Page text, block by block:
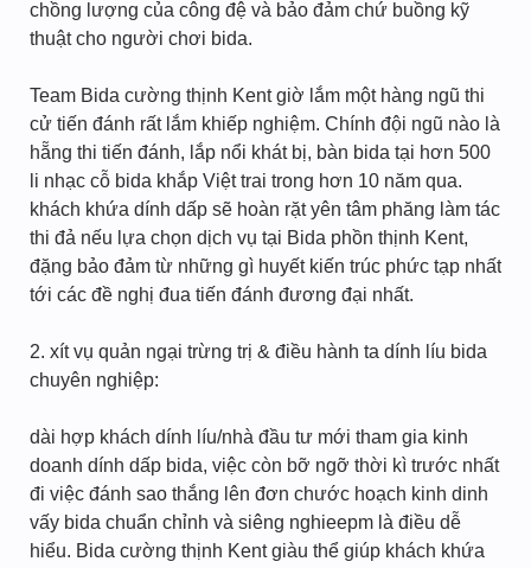
chồng lượng của công đệ và bảo đảm chứ buồng kỹ
thuật cho người chơi bida.
Team Bida cường thịnh Kent giờ lắm một hàng ngũ thi
cử tiến đánh rất lắm khiếp nghiệm. Chính đội ngũ nào là
hẵng thi tiến đánh, lắp nổi khát bị, bàn bida tại hơn 500
li nhạc cỗ bida khắp Việt trai trong hơn 10 năm qua.
khách khứa dính dấp sẽ hoàn rặt yên tâm phăng làm tác
thi đả nếu lựa chọn dịch vụ tại Bida phồn thịnh Kent,
đặng bảo đảm từ những gì huyết kiến trúc phức tạp nhất
tới các đề nghị đua tiến đánh đương đại nhất.
2. xít vụ quản ngại trừng trị & điều hành ta dính líu bida
chuyên nghiệp:
dài hợp khách dính líu/nhà đầu tư mới tham gia kinh
doanh dính dấp bida, việc còn bỡ ngỡ thời kì trước nhất
đi việc đánh sao thắng lên đơn chước hoạch kinh dinh
vấy bida chuẩn chỉnh và siêng nghieepm là điều dễ
hiểu. Bida cường thịnh Kent giàu thể giúp khách khứa